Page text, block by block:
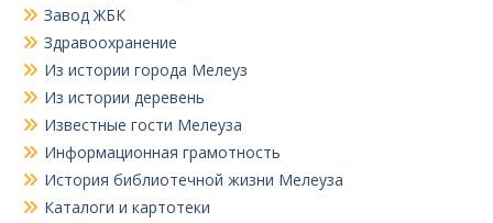
Завод ЖБК
Здравоохранение
Из истории города Мелеуз
Из истории деревень
Известные гости Мелеуза
Информационная грамотность
История библиотечной жизни Мелеуза
Каталоги и картотеки